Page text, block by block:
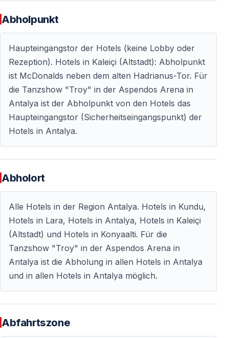
Komfortable Anreise ab Antalya
— Abholung und Rücktransfer von allen Hotels in
Antalya
— Kulturgenuss ohne organisatorischen Aufwand
Häufig gestellte Fragen
Was ist „Troy — Eine anatolische Legende“?
Eine groß angelegte Tanz- und Musikproduktion von
Fire of Anatolia — inspiriert von Homers epischen
Erzählungen über Troy.
Die Show wird in der Aspendos Arena im Raum
Antalya aufgeführt.
Ist der Transfer von Hotels in Antalya
inklusive?
Ja — Abholung und Rücktransfer von allen Hotels in
Antalya sind inbegriffen.
Ist die Show für Kinder geeignet?
Abholpunkt
Haupteingangstor der Hotels (keine Lobby oder
Rezeption). Hotels in Kaleiçi (Altstadt): Abholpunkt
ist McDonalds neben dem alten Hadrianus-Tor. Für
die Tanzshow "Troy" in der Aspendos Arena in
Antalya ist der Abholpunkt von den Hotels das
Haupteingangstor (Sicherheitseingangspunkt) der
Hotels in Antalya.
Abholort
Alle Hotels in der Region Antalya. Hotels in Kundu,
Hotels in Lara, Hotels in Antalya, Hotels in Kaleiçi
(Altstadt) und Hotels in Konyaalti. Für die
Tanzshow "Troy" in der Aspendos Arena in
Antalya ist die Abholung in allen Hotels in Antalya
und in allen Hotels in Antalya möglich.
Abfahrtszone